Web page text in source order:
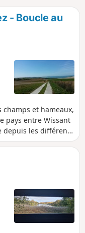
- Boucle au
champs et hameaux,
pays entre Wissant
depuis les différents